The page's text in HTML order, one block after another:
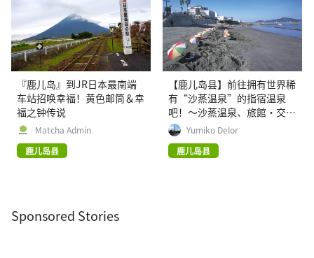
『鹿儿岛』到JR日本最南端
车站招唤幸福！黄色邮筒＆幸
福之钟传说
Matcha Admin
鹿儿岛县
【鹿儿岛县】前往拥有世界稀
有“沙蒸温泉”的指宿温泉
吧！〜沙蒸温泉、旅館・交通
情报大汇集～
Yumiko Delor
鹿儿岛县
Sponsored Stories